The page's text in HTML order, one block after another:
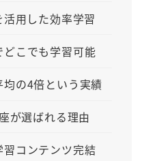
用した効率学習
どこでも学習可能
の4倍という実績
が選ばれる理由
コンテンツ完結